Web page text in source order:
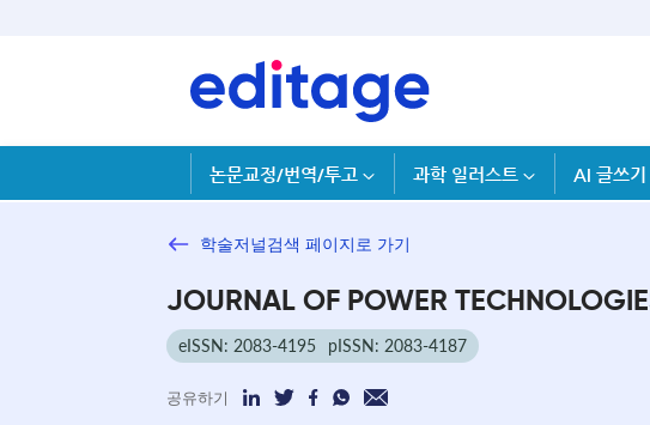
논문교정/번역/투고 과학 일러스트 AI 글쓰기
학술저널검색 페이지로 가기
JOURNAL OF POWER
eISSN: 2083-4195 pISSN: 2083-4187
공유하기